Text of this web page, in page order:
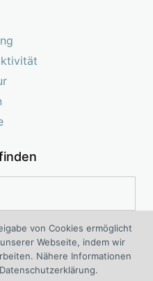
Branding ist ein
für Employer Branding
von Cookies ermöglicht
Webseite, indem wir
Nähere Informationen